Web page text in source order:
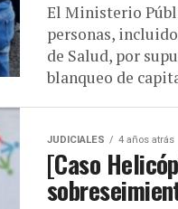
El Ministerio
personas,
de Salud, por
blanqueo de
JUDICIALES 4 años atrás
[Caso